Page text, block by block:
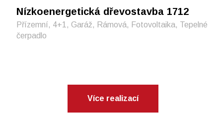
Nízkoenergetická dřevostavba 1712
Přízemní, 4+1, Garáž, Rámová, Fotovoltaika, Tepelné
čerpadlo
Více realizací